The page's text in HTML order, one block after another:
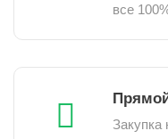
все
Закупка